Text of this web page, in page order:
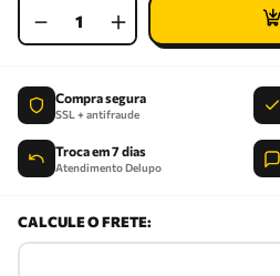
＋
－
Compra segura
SSL + antifraude
Troca em 7 dias
Atendimento Delupo